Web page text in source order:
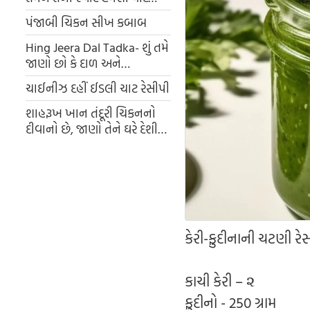
રહેશે
પંજાબી ચિકન સીખ કબાબ
Hing Jeera Dal Tadka- શું તમે
જાણો છો કે દાળ અને
શાકભાજીમાં હિંગ-જીરું મિક્સ
કરવાથી શું થાય છે?
ચાઈનીઝ દહીં ઈડલી ચાટ રેસીપી
શાહરૂખ ખાન તંદૂરી ચિકનનો
દીવાનો છે, જાણો તેને ઘરે દેશી
કેરી-ફુદીનાની ચટણી
કાચી કેરી – ૨
ફુદીનો - 250 ગ્રામ